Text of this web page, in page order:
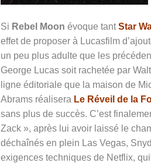
Si Rebel Moon évoque tantStar
effet de proposer à Lucasfilm
un peu plus adulte que les
George Lucas soit rachetée par
ligne éditoriale que la maison de
Abrams réalisera Le Réveil de la
sans plus de succès. C’est
Zack », après lui avoir laissé le
déchaînés en plein Las Vegas,
exigences techniques de Netflix,